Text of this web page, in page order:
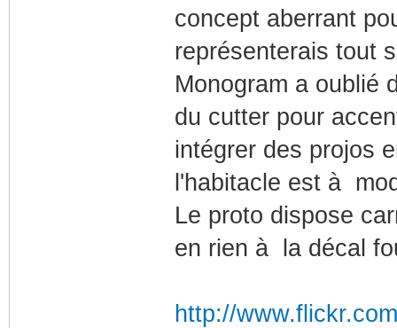
concept aberrant
représenterais tout
Monogram a oublié
du cutter pour
intégrer des projos
l'habitacle est à
Le proto dispose
en rien à la décal
http://